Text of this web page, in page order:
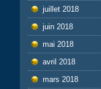
juillet 2018
juin 2018
mai 2018
avril 2018
mars 2018